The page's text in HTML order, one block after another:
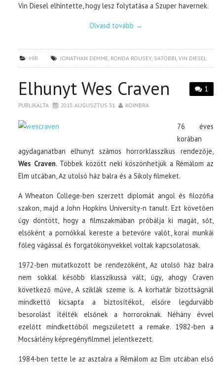
Vin Diesel elhintette, hogy lesz folytatása a Szuper havernek.
Olvasd tovább →
HÍR JONATHAN DEMME RONDA ROUSEY, SATÖBBI ,VIN DIESEL
1
Elhunyt Wes Craven
PUBLIKÁLTA 2015. AUGUSZTUS 31. KOIMBRA
76 éves
korában
agydaganatban elhunyt számos horrorklasszikus rendezője,
Wes Craven. Többek között neki köszönhetjük a Rémálom az
Elm utcában, Az utolsó ház balra és a Sikoly filmeket.
A Wheaton College-ben szerzett diplomát angol és filozófia
szakon, majd a John Hopkins University-n tanult. Ezt követően
úgy döntött, hogy a filmszakmában próbálja ki magát, sőt,
elsőként a pornókkal kereste a betevőre valót, korai munkái
főleg vágással és forgatókönyvekkel voltak kapcsolatosak.
1972-ben mutatkozott be rendezőként, Az utolsó ház balra
nem sokkal később klasszikussá vált, úgy, ahogy Craven
következő műve, A sziklák szeme is. A korhatár bizottságnál
mindkettő kicsapta a biztosítékot, elsőre legdurvább
besorolást ítélték elsőnek a horroroknak. Néhány évvel
ezelőtt mindkettőből megszületett a remake. 1982-ben a
Mocsárlény képregényfilmmel jelentkezett.
1984-ben tette le az asztalra a Rémálom az Elm utcában első